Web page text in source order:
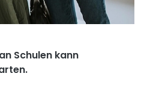
Schulen kann